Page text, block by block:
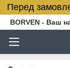
Перед
BORVEN - Ваш